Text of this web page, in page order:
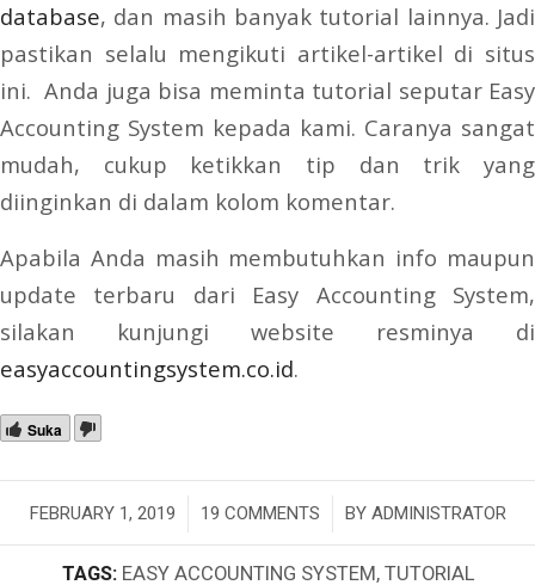
database, dan masih banyak tutorial lainnya. Jadi
pastikan selalu mengikuti artikel-artikel di situs
ini. Anda juga bisa meminta tutorial seputar Easy
Accounting System kepada kami. Caranya sangat
mudah, cukup ketikkan tip dan trik yang
diinginkan di dalam kolom komentar.
Apabila Anda masih membutuhkan info maupun
update terbaru dari Easy Accounting System,
silakan kunjungi website resminya di
easyaccountingsystem.co.id.
Suka
FEBRUARY 1, 2019
/ 19 COMMENTS
/ BY ADMINISTRATOR
TAGS: EASY ACCOUNTING SYSTEM , TUTORIAL